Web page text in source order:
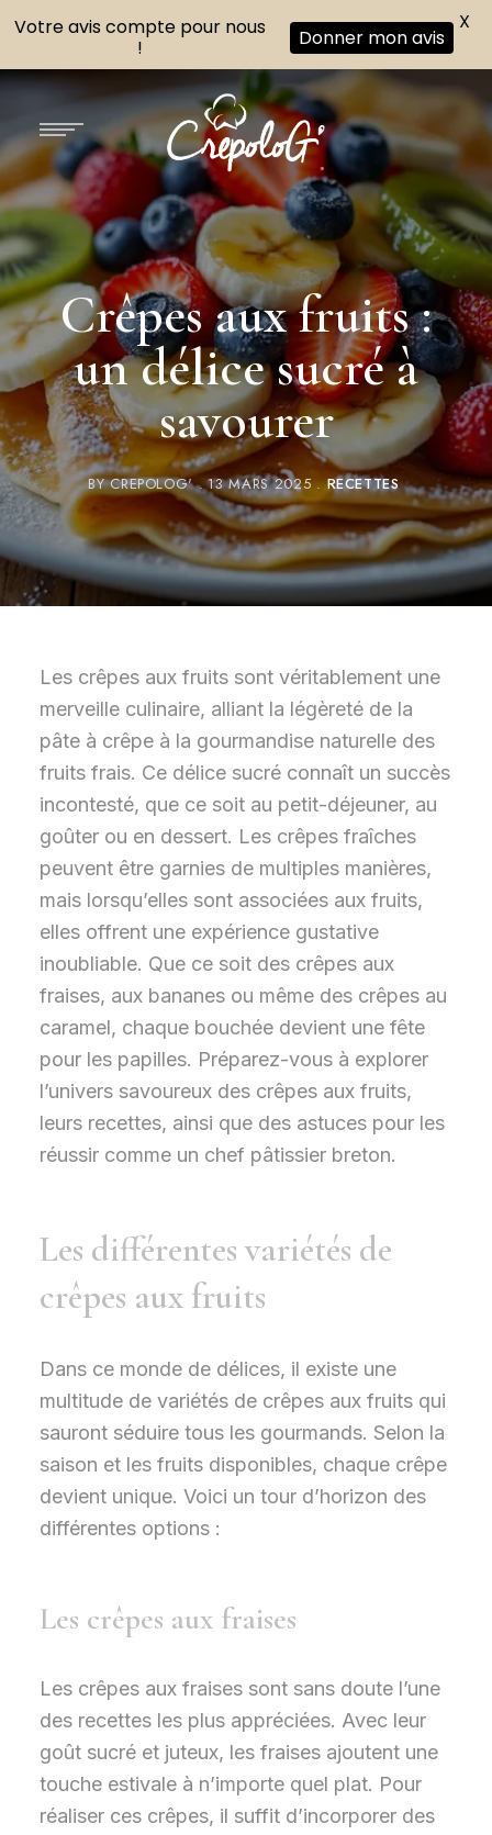
Crêpes aux fruits :
un délice sucré à
savourer
BYCREPOLOG' 13 MARS 2025 RECETTES
Les crêpes aux fruits sont véritablement une
merveille culinaire, alliant la légèreté de la
pâte à crêpe à la gourmandise naturelle des
fruits frais. Ce délice sucré connaît un succès
incontesté, que ce soit au petit-déjeuner, au
goûter ou en dessert. Les crêpes fraîches
peuvent être garnies de multiples manières,
mais lorsqu’elles sont associées aux fruits,
elles offrent une expérience gustative
inoubliable. Que ce soit des crêpes aux
fraises, aux bananes ou même des crêpes au
caramel, chaque bouchée devient une fête
pour les papilles. Préparez-vous à explorer
l’univers savoureux des crêpes aux fruits,
leurs recettes, ainsi que des astuces pour les
réussir comme un chef pâtissier breton.
Les différentes variétés de
crêpes aux fruits
Dans ce monde de délices, il existe une
multitude de variétés de crêpes aux fruits qui
sauront séduire tous les gourmands. Selon la
saison et les fruits disponibles, chaque crêpe
devient unique. Voici un tour d’horizon des
différentes options :
Les crêpes aux fraises
Les crêpes aux fraises sont sans doute l’une
des recettes les plus appréciées. Avec leur
goût sucré et juteux, les fraises ajoutent une
touche estivale à n’importe quel plat. Pour
réaliser ces crêpes, il suffit d’incorporer des
Votre avis compte pour nous
!
Donner mon avis
X